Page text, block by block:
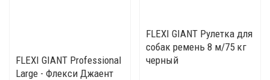
FLEXI GIANT Professional
Large - Флекси Джаент
FLEXI GIANT Рулетка для
собак ремень 8 м/75 кг
черный